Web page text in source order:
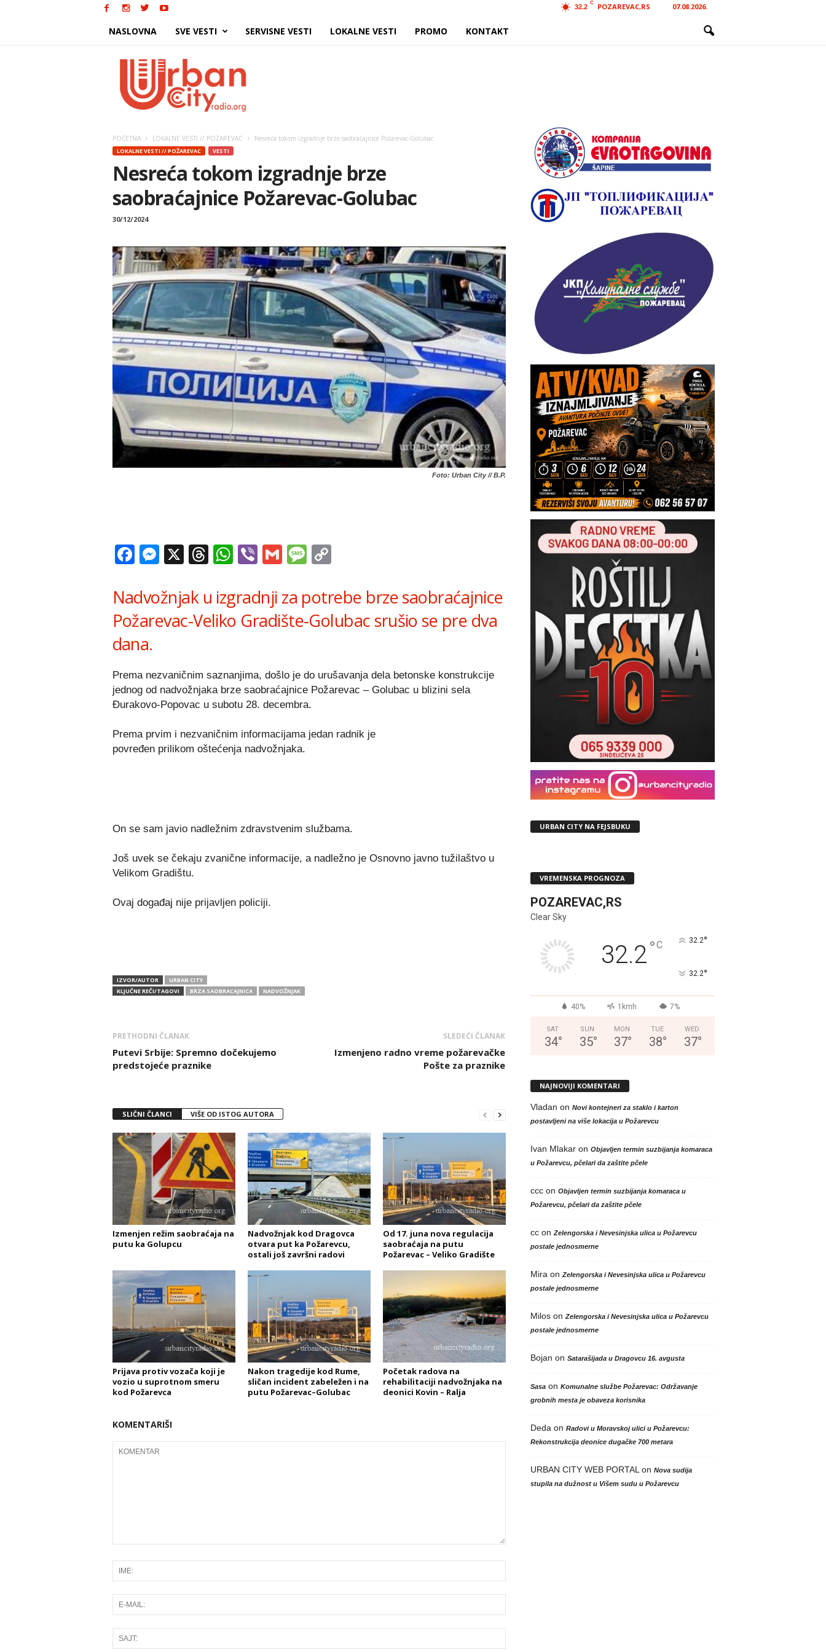
32.2
C POZAREVAC,RS 07.08.2026.
NASLOVNA SVE VESTI SERVISNE VESTI LOKALNE VESTI PROMO KONTAKT
POČETNA LOKALNE VESTI // POŽAREVAC Nesreća tokom izgradnje brze saobraćajnice Požarevac-Golubac
LOKALNE VESTI // POŽAREVAC VESTI
Nesreća tokom izgradnje brze
saobraćajnice Požarevac-Golubac
30/12/2024
Foto: Urban City // B.P.
Facebook
Messenger
X Threads
WhatsApp
ViberGmailMessage
Nadvožnjak u izgradnji za potrebe brze saobraćajnice
Požarevac-Veliko Gradište-Golubac srušio se pre dva
dana.
Prema nezvaničnim saznanjima, došlo je do urušavanja dela betonske konstrukcije
jednog od nadvožnjaka brze saobraćajnice Požarevac – Golubac u blizini sela
Đurakovo-Popovac u subotu 28. decembra.
Prema prvim i nezvaničnim informacijama jedan radnik je
povređen prilikom oštećenja nadvožnjaka.
On se sam javio nadležnim zdravstvenim službama.
Još uvek se čekaju zvanične informacije, a nadležno je Osnovno javno tužilaštvo u
Velikom Gradištu.
Ovaj događaj nije prijavljen policiji.
IZVOR/AUTOR
URBAN CITY
KLJUČNE REČI/TAGOVI
BRZA SAOBRACAJNICA NADVOŽNJAK
PRETHODNI ČLANAK
Putevi Srbije: Spremno dočekujemo
predstojeće praznike
SLEDEĆI ČLANAK
Izmenjeno radno vreme požarevačke
Pošte za praznike
SLIČNI ČLANCI VIŠE OD ISTOG AUTORA
Izmenjen režim saobraćaja na
putu ka Golupcu
Nadvožnjak kod Dragovca
otvara put ka Požarevcu,
ostali još završni radovi
Od 17. juna nova regulacija
saobraćaja na putu
Požarevac – Veliko Gradište
Prijava protiv vozača koji je
vozio u suprotnom smeru
kod Požarevca
Nakon tragedije kod Rume,
sličan incident zabeležen i na
putu Požarevac–Golubac
Početak radova na
rehabilitaciji nadvožnjaka na
deonici Kovin – Ralja
KOMENTARIŠI
URBAN CITY NA FEJSBUKU
VREMENSKA PROGNOZA
POZAREVAC,RS
Clear Sky
32.2°C 32.2°
32.2°
40% 1kmh 7%
SAT
34°
SUN
35°
MON
37°
TUE
38°
WED
37°
NAJNOVIJI KOMENTARI
Vladan on Novi kontejneri za staklo i karton
postavljeni na više lokacija u Požarevcu
Ivan Mlakaron Objavljen termin suzbijanja komaraca
u Požarevcu, pčelari da zaštite pčele
cccon Objavljen termin suzbijanja komaraca u
Požarevcu, pčelari da zaštite pčele
ccon Zelengorska i Nevesinjska ulica u Požarevcu
postale jednosmerne
Mira on Zelengorska i Nevesinjska ulica u Požarevcu
postale jednosmerne
Miloson Zelengorska i Nevesinjska ulica u Požarevcu
postale jednosmerne
Bojan on Satarašijada u Dragovcu 16. avgusta
Sasaon Komunalne službe Požarevac: Održavanje
grobnih mesta je obaveza korisnika
Deda on Radovi u Moravskoj ulici u Požarevcu:
Rekonstrukcija deonice dugačke 700 metara
URBAN CITY WEB PORTAL on Nova sudija
stupila na dužnost u Višem sudu u Požarevcu